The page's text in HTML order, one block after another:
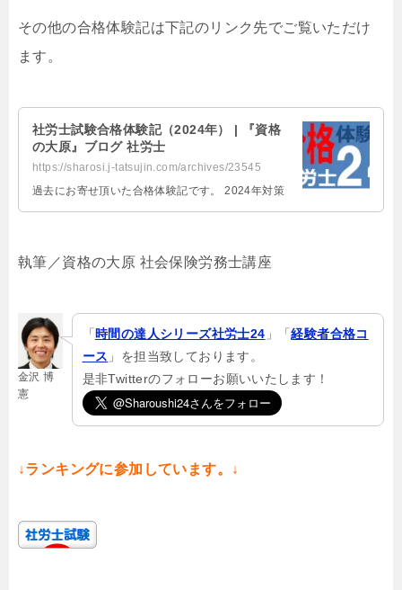
その他の合格体験記は下記のリンク先でご覧いただけ
ます。
社労士試験合格体験記（2024年） | 『資格
の大原』ブログ 社労士
https://sharosi.j-tatsujin.com/archives/23545
過去にお寄せ頂いた合格体験記です。 2024年対策
執筆／資格の大原 社会保険労務士講座
金沢 博
憲
「 時間の達人シリーズ社労士24 」「経験者合格コ
ース 」を担当致しております。
是非Twitterのフォローお願いいたします！
↓ランキングに参加しています。↓